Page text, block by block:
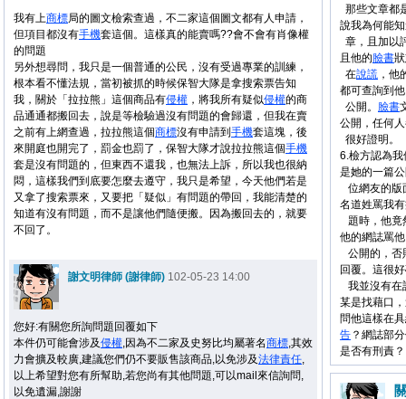
那些文章都
說我為何能
章，且加以
且他的臉書
在說謊 ，他
都可查詢到
公開。 臉書
公開，任何
很好證明。
6.檢方認為
是她的一篇
位網友的版
名道姓罵我
題時，他竟
他的網誌罵
公開的，否
回覆。這很
我並沒有在
某是找藉口
問他這樣在
告 ？網誌部
是否有刑責？
我有上商標局的圖文檢索查過，不二家這個圖文都有人申請，
但項目都沒有手機套這個。這樣真的能賣嗎??會不會有肖像權
的問題
另外想尋問，我只是一個普通的公民，沒有受過專業的訓練，
根本看不懂法規，當初被抓的時候保智大隊是拿搜索票告知
我，關於「拉拉熊」這個商品有侵權 ，將我所有疑似侵權的商
品通通都搬回去，說是等檢驗過沒有問題的會歸還，但我在賣
之前有上網查過，拉拉熊這個商標沒有申請到 手機套這塊，後
來開庭也開完了，罰金也罰了，保智大隊才說拉拉熊這個手機
套是沒有問題的，但東西不還我，也無法上訴，所以我也很納
悶，這樣我們到底要怎麼去遵守，我只是希望，今天他們若是
又拿了搜索票來，又要把「疑似」有問題的帶回，我能清楚的
知道有沒有問題，而不是讓他們隨便搬。因為搬回去的，就要
不回了。
謝文明律師 (謝律師) 102-05-23 14:00
您好:有關您所詢問題回覆如下
本件仍可能會涉及侵權,因為不二家及史努比均屬著名商標,其效
力會擴及較廣,建議您們仍不要販售該商品,以免涉及法律責任,
以上希望對您有所幫助,若您尚有其他問題,可以mail來信詢問,
以免遺漏,謝謝